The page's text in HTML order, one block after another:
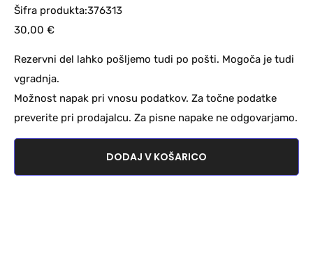
Šifra produkta:376313
30,00 €
Rezervni del lahko pošljemo tudi po pošti. Mogoča je tudi
vgradnja.
Možnost napak pri vnosu podatkov. Za točne podatke
preverite pri prodajalcu. Za pisne napake ne odgovarjamo.
DODAJ V KOŠARICO